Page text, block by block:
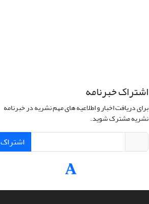
اشتراک خبرنامه
برای دریافت اخبار و اطلاعیه های مهم نشریه در خبرنامه
نشریه مشترک شوید.
اشتراک